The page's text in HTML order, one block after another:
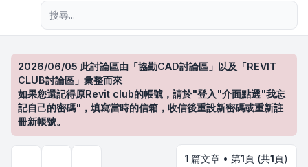
2026/06/05 此討論區由「協勤CAD討論區」以及「REVIT
CLUB討論區」彙整而來
如果您還記得原Revit club的帳號，請於"登入"介面點選"我忘
記自己的密碼"，填寫當時的信箱，收信後重設新密碼或重新註
冊新帳號。
1 篇文章 • 第1頁 (共1頁)